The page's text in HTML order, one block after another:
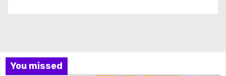
You missed